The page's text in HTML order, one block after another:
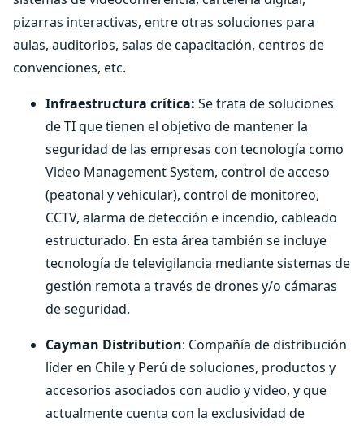
pizarras interactivas, entre otras soluciones para
aulas, auditorios, salas de capacitación, centros de
convenciones, etc.
Infraestructura crítica: Se trata de soluciones
de TI que tienen el objetivo de mantener la
seguridad de las empresas con tecnología como
Video Management System, control de acceso
(peatonal y vehicular), control de monitoreo,
CCTV, alarma de detección e incendio, cableado
estructurado. En esta área también se incluye
tecnología de televigilancia mediante sistemas de
gestión remota a través de drones y/o cámaras
de seguridad.
Cayman Distribution: Compañía de distribución
líder en Chile y Perú de soluciones, productos y
accesorios asociados con audio y video, y que
actualmente cuenta con la exclusividad de